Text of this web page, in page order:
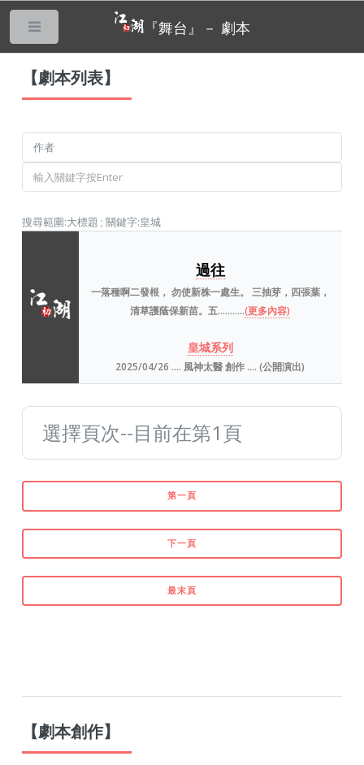
『舞台』－ 劇本
【劇本列表】
搜尋範圍:大標題 ; 關鍵字:皇城
過往
一落種啊二發根， 勿使新株一處生。 三抽芽，四張葉，
清草護蔭保新苗。五…….....(更多內容)
皇城系列
2025/04/26 .... 風神太醫 創作 .... (公開演出)
第一頁
下一頁
最末頁
【劇本創作】